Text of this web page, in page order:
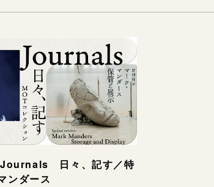
Journals 日々、記す／特
ンダース